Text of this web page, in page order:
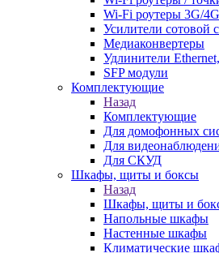
Wi-Fi роутеры 3G/
Усилители сотовой
Медиаконвертеры
Удлинители
SFP модули
Комплектующие
Назад
Комплектующие
Для домофонных
Для
Для СКУД
Шкафы, щиты и боксы
Назад
Шкафы, щиты и
Напольные шкафы
Настенные шкафы
Климатические